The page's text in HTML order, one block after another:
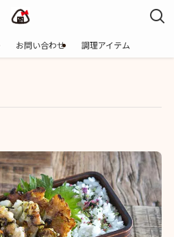
お問い合わせ 調理アイテム